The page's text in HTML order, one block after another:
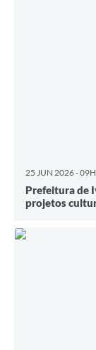
25 JUN 2026 -
Prefeitura de
projetos